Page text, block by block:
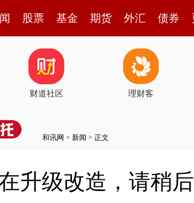
股票 基金 期货 外汇 债券
财道社区 理财客
和讯网 > 新闻 > 正文
升级改造，请稍后